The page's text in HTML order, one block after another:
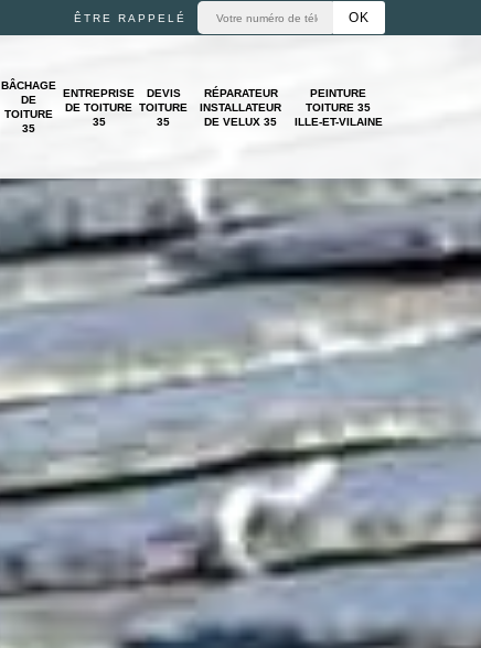
ÊTRE RAPPELÉ
BÂCHAGE
DE
TOITURE
35
ENTREPRISE
DE TOITURE
35
DEVIS
TOITURE
35
RÉPARATEUR
INSTALLATEUR
DE VELUX 35
PEINTURE
TOITURE 35
ILLE-ET-VILAINE